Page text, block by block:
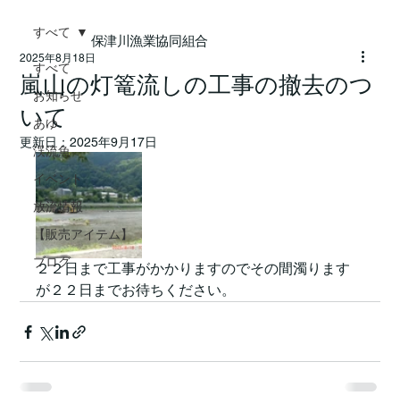
保津川漁業協同組合
すべて
お知らせ
あゆ
渓流魚
イベント
放流情報
【販売アイテム】
ブログ
すべて
嵐山の灯篭流しの工事の撤去のつ
いて
2025年8月18日
更新日：2025年9月17日
２２日まで工事がかかりますのでその間濁ります
が２２日までお待ちください。